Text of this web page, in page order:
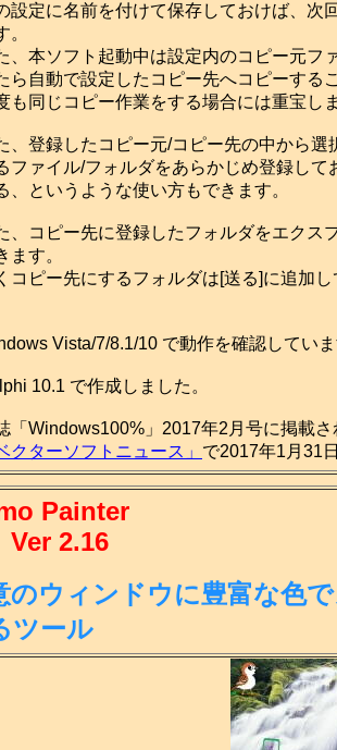
定に名前を付けて保存しておけば、次
。
本ソフト起動中は設定内のコピー元フ
ら自動で設定したコピー先へコピーする
同じコピー作業をする場合には重宝し
登録したコピー元/コピー先の中から選
ファイル/フォルダをあらかじめ登録し
、というような使い方もできます。
コピー先に登録したフォルダをエクス
ます。
ピー先にするフォルダは[送る]に追加
Vista/7/8.1/10 で動作を確認してい
10.1 で作成しました。
「Windows100%」2017年2月号に掲載さ
クターソフトニュース」 で2017年1月31
Painter
2.16
のウィンドウに豊富な色
ツール